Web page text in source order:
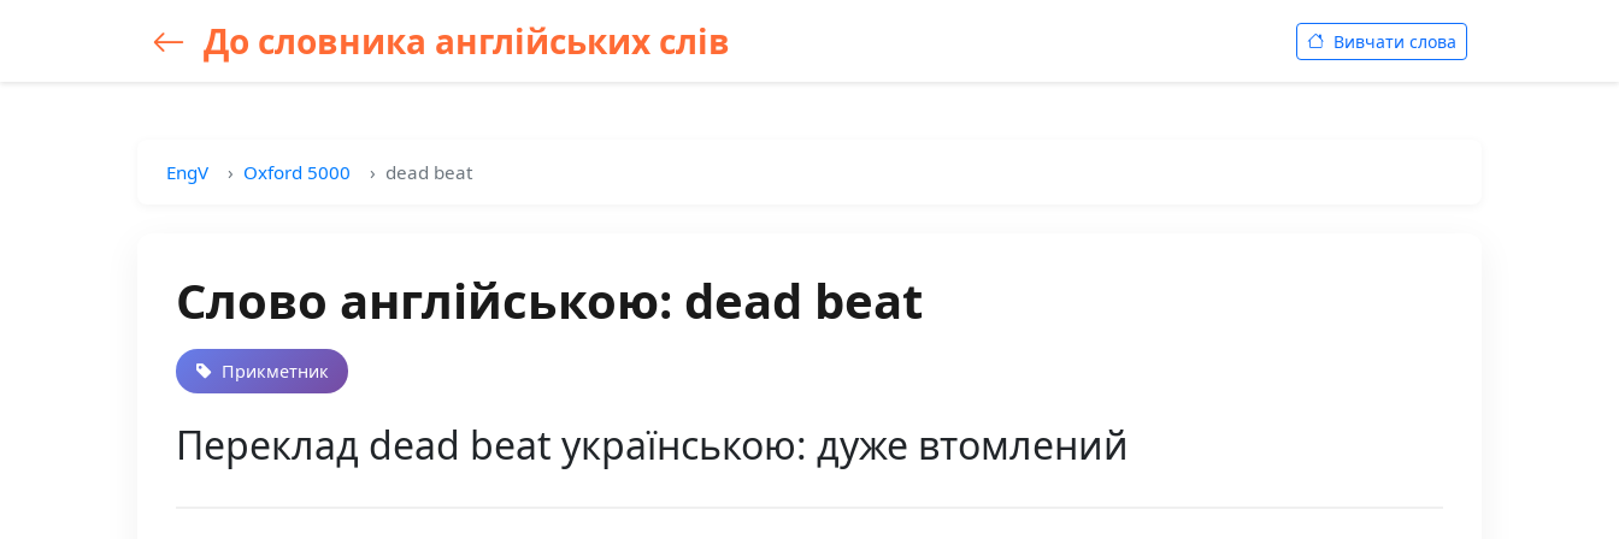
До словника англійських слів Вивчати слова
EngV Oxford 5000 dead beat
Слово англійською: dead beat
Прикметник
Переклад dead beat українською: дуже втомлений